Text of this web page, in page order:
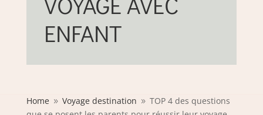
ENFANT
Home 9 Voyage destination 9 TOP 4 des questions